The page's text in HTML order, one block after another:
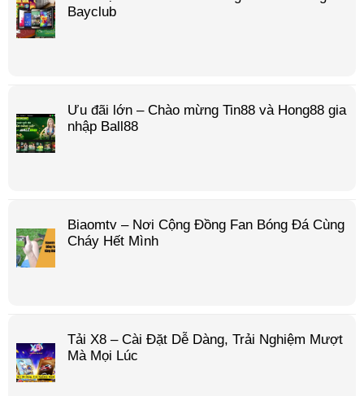
Bayclub
Ưu đãi lớn – Chào mừng Tin88 và Hong88 gia
nhập Ball88
Biaomtv – Nơi Cộng Đồng Fan Bóng Đá Cùng
Cháy Hết Mình
Tải X8 – Cài Đặt Dễ Dàng, Trải Nghiệm Mượt
Mà Mọi Lúc